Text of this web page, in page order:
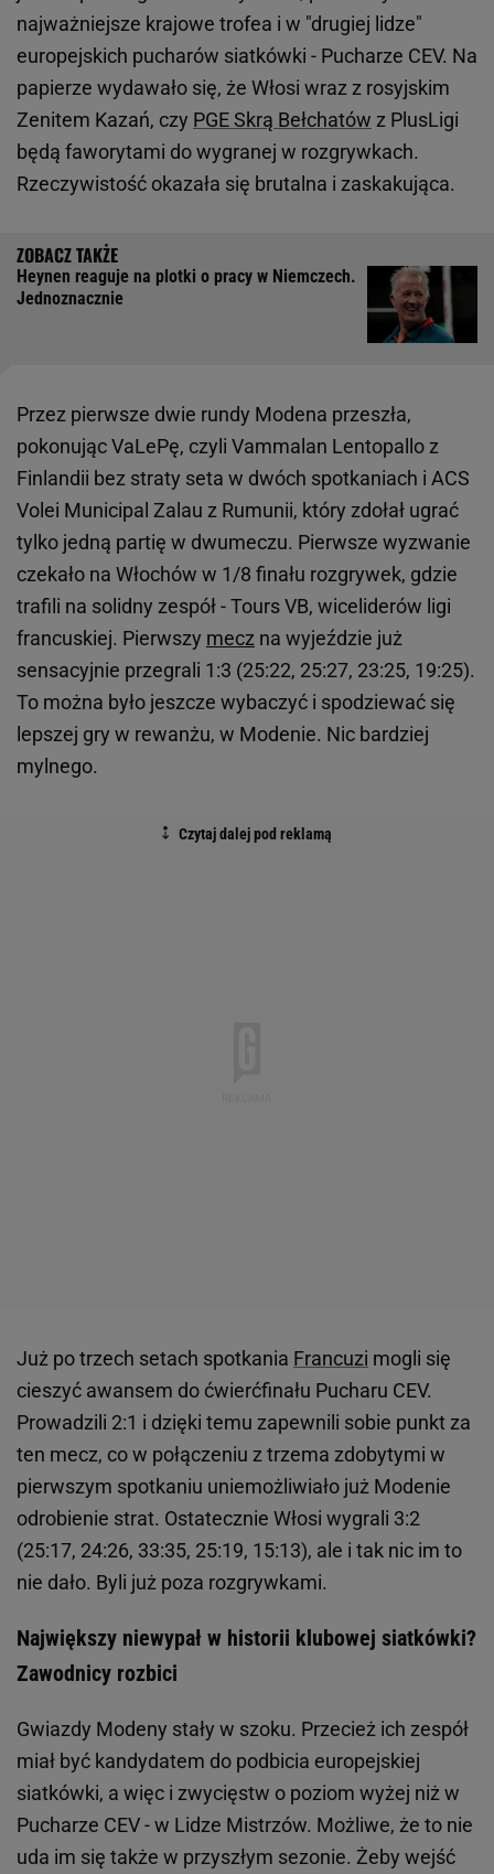
najważniejsze krajowe trofea i w "drugiej lidze"
europejskich pucharów siatkówki - Pucharze CEV. Na
papierze wydawało się, że Włosi wraz z rosyjskim
Zenitem Kazań, czy PGE Skrą Bełchatów z PlusLigi
będą faworytami do wygranej w rozgrywkach.
Rzeczywistość okazała się brutalna i zaskakująca.
Heynen reaguje na plotki o pracy w Niemczech.
Jednoznacznie
Przez pierwsze dwie rundy Modena przeszła,
pokonując VaLePę, czyli Vammalan Lentopallo z
Finlandii bez straty seta w dwóch spotkaniach i ACS
Volei Municipal Zalau z Rumunii, który zdołał ugrać
tylko jedną partię w dwumeczu. Pierwsze wyzwanie
czekało na Włochów w 1/8 finału rozgrywek, gdzie
trafili na solidny zespół - Tours VB, wiceliderów ligi
francuskiej. Pierwszy mecz na wyjeździe już
sensacyjnie przegrali 1:3 (25:22, 25:27, 23:25, 19:25).
To można było jeszcze wybaczyć i spodziewać się
lepszej gry w rewanżu, w Modenie. Nic bardziej
mylnego.
Już po trzech setach spotkania Francuzi mogli się
cieszyć awansem do ćwierćfinału Pucharu CEV.
Prowadzili 2:1 i dzięki temu zapewnili sobie punkt za
ten mecz, co w połączeniu z trzema zdobytymi w
pierwszym spotkaniu uniemożliwiało już Modenie
odrobienie strat. Ostatecznie Włosi wygrali 3:2
(25:17, 24:26, 33:35, 25:19, 15:13), ale i tak nic im to
nie dało. Byli już poza rozgrywkami.
Największy niewypał w historii klubowej siatkówki?
Zawodnicy rozbici
Gwiazdy Modeny stały w szoku. Przecież ich zespół
miał być kandydatem do podbicia europejskiej
siatkówki, a więc i zwycięstw o poziom wyżej niż w
Pucharze CEV - w Lidze Mistrzów. Możliwe, że to nie
uda im się także w przyszłym sezonie. Żeby wejść